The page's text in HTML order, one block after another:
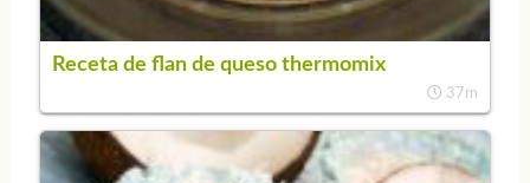
Receta de flan de queso thermomix
37m